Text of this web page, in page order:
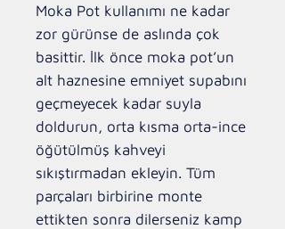
Moka Pot kullanımı ne kadar
zor gürünse de aslında çok
basittir. İlk önce moka pot’un
alt haznesine emniyet supabını
geçmeyecek kadar suyla
doldurun, orta kısma orta-ince
öğütülmüş kahveyi
sıkıştırmadan ekleyin. Tüm
parçaları birbirine monte
ettikten sonra dilerseniz kamp